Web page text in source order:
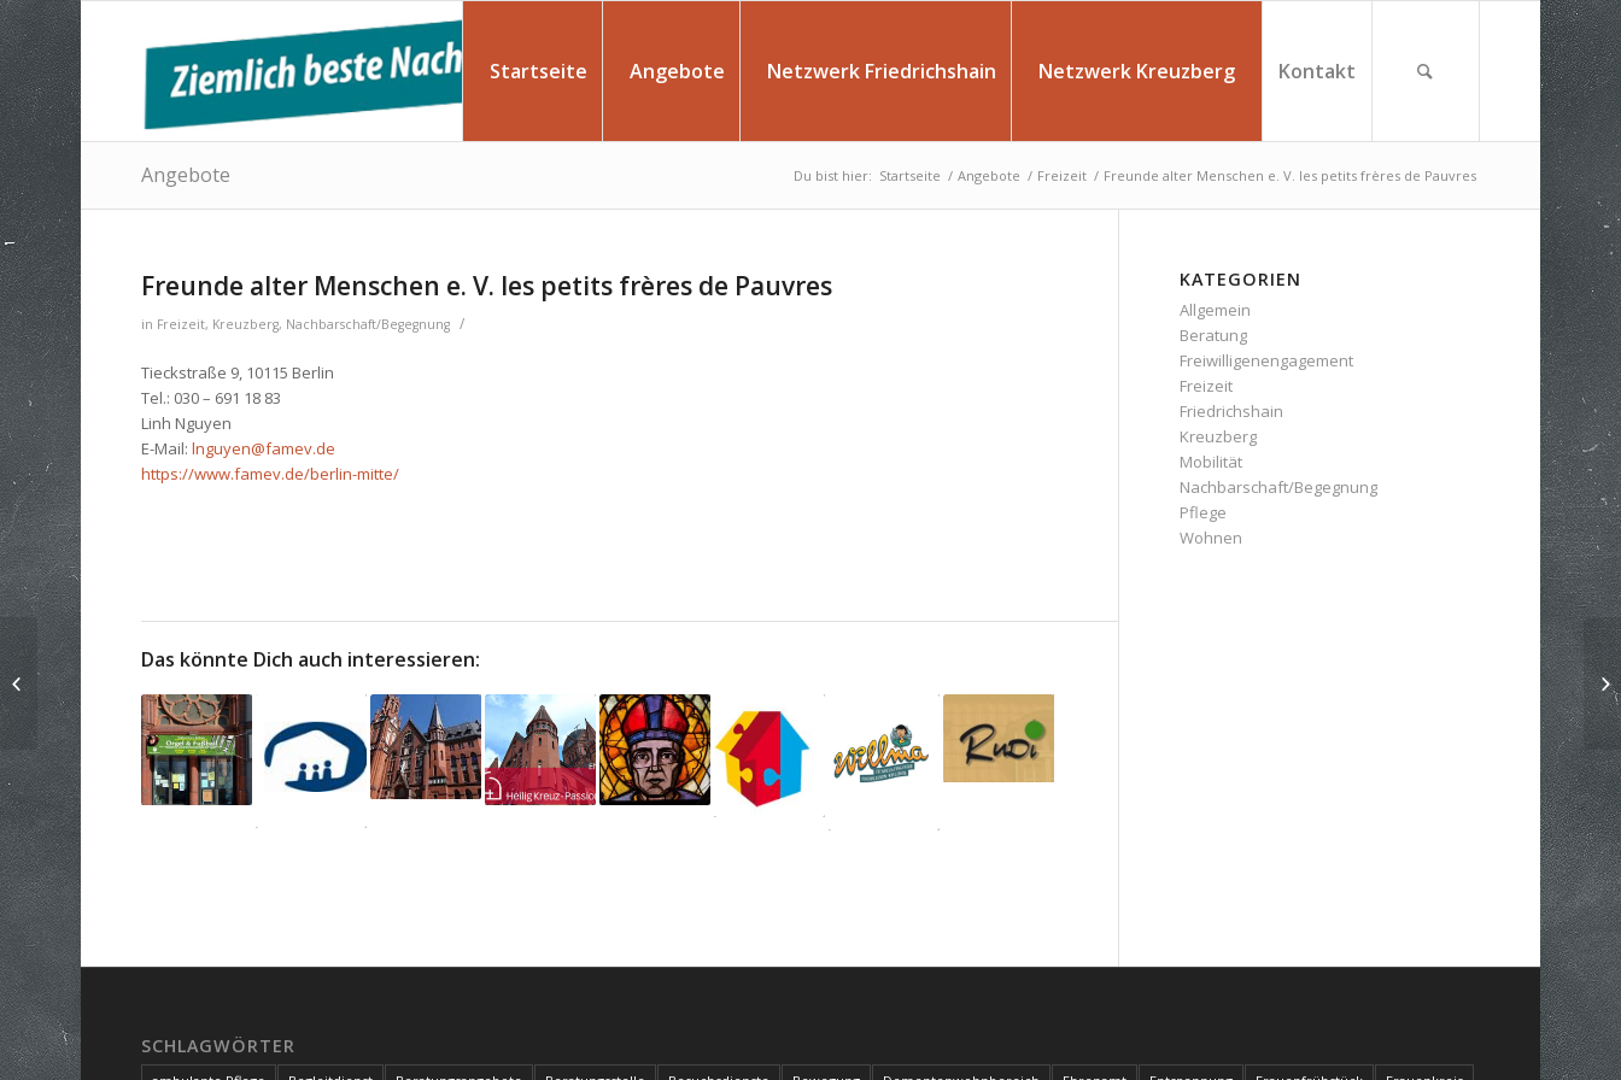
Startseite Angebote Netzwerk Friedrichshain Netzwerk Kreuzberg Kontakt
Angebote Du bist hier: Startseite / Angebote / Freizeit / Freunde alter Menschen e. V. les petits frères de Pauvres
Freunde alter Menschen e. V. les petits frères de Pauvres
in Freizeit, Kreuzberg, Nachbarschaft/Begegnung /
Tieckstraße 9, 10115 Berlin
Tel.: 030 – 691 18 83
Linh Nguyen
E-Mail:lnguyen@famev.de
https://www.famev.de/berlin-mitte/
Das könnte Dich auch interessieren:
KATEGORIEN
Allgemein
Beratung
Freiwilligenengagement
Freizeit
Friedrichshain
Kreuzberg
Mobilität
Nachbarschaft/Begegnung
Pflege
Wohnen
SCHLAGWÖRTER
Katholische Pfarrei St.
Bonifatius